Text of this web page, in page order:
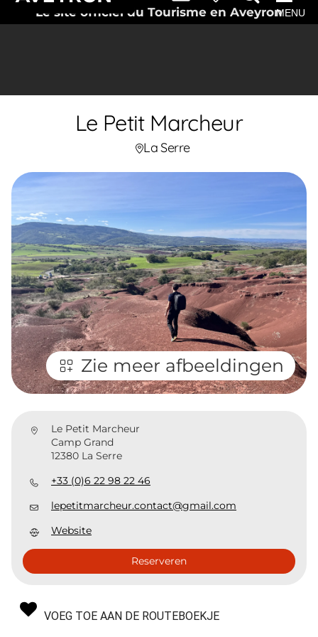
Le site officiel du Tourisme en AveyronMENU
Le Petit Marcheur
La Serre
Zie meer afbeeldingen
Le Petit Marcheur
Camp Grand
12380 La Serre
+33 (0)6 22 98 22 46
lepetitmarcheur.contact@gmail.com
Website
Reserveren
VOEG TOE AAN DE ROUTEBOEKJE